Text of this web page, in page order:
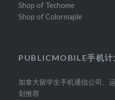
Shop of Techome
Shop of Colormaple
PUBLICMOBILE手机计
加拿大留学生手机通信公司、
划推荐